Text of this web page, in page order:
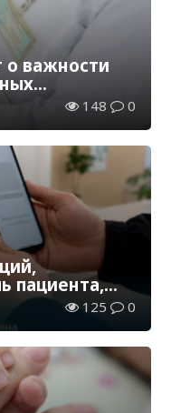
о важности
от 30 до 76
148 0
пациента,
125 0